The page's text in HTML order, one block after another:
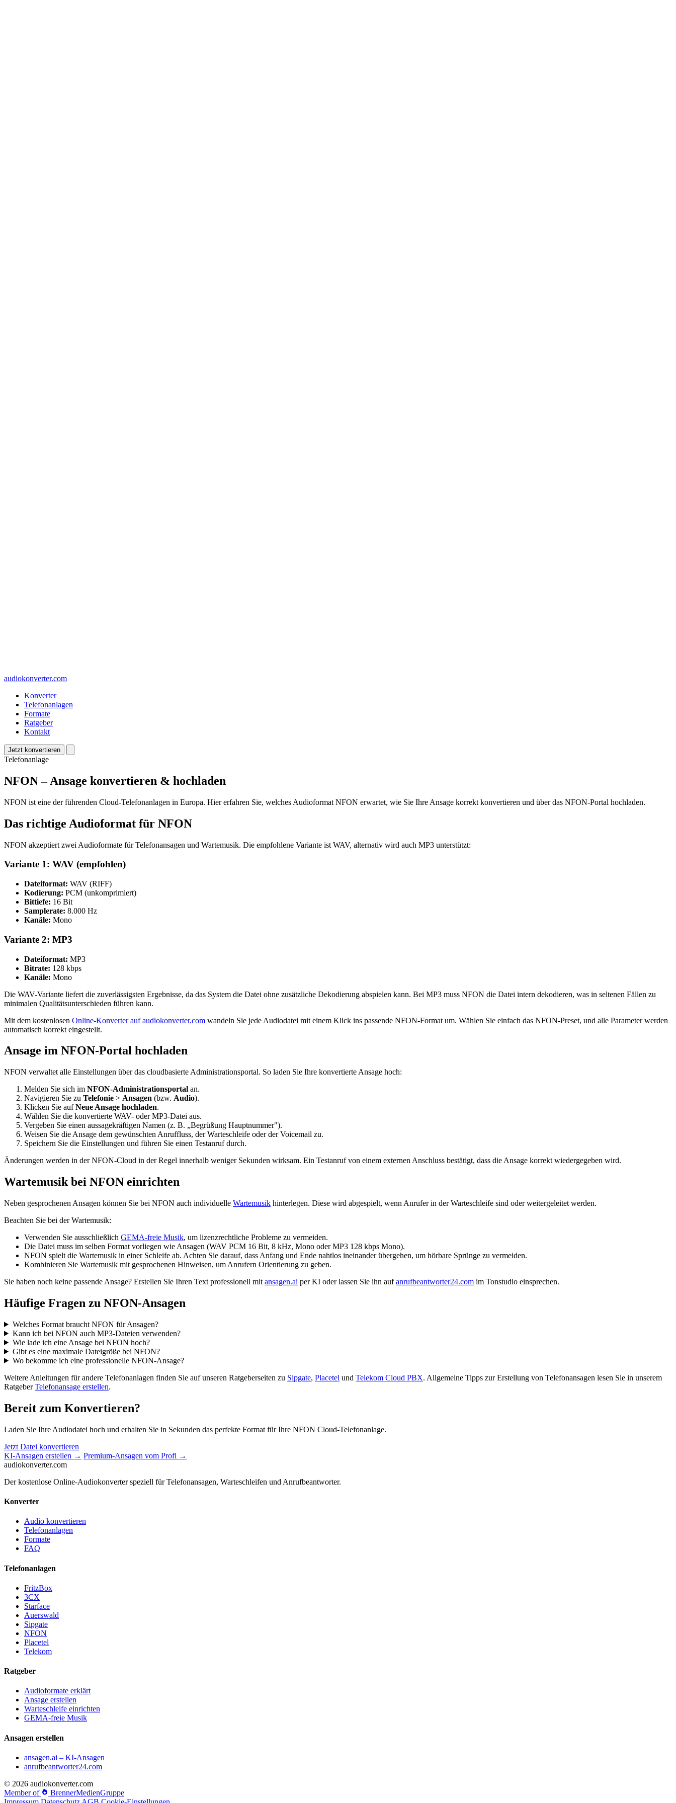
audiokonverter.com
Konverter
Telefonanlagen
Formate
Ratgeber
Kontakt
Jetzt konvertieren
Telefonanlage
NFON – Ansage konvertieren & hochladen
NFON ist eine der führenden Cloud-Telefonanlagen in Europa. Hier erfahren Sie, welches Audioformat NFON erwartet, wie Sie Ihre Ansage korrekt konvertieren und über das NFON-Portal hochladen.
Das richtige Audioformat für NFON
NFON akzeptiert zwei Audioformate für Telefonansagen und Wartemusik. Die empfohlene Variante ist WAV, alternativ wird auch MP3 unterstützt:
Variante 1: WAV (empfohlen)
Dateiformat: WAV (RIFF)
Kodierung: PCM (unkomprimiert)
Bittiefe: 16 Bit
Samplerate: 8.000 Hz
Kanäle: Mono
Variante 2: MP3
Dateiformat: MP3
Bitrate: 128 kbps
Kanäle: Mono
Die WAV-Variante liefert die zuverlässigsten Ergebnisse, da das System die Datei ohne zusätzliche Dekodierung abspielen kann. Bei MP3 muss NFON die Datei intern dekodieren, was in seltenen Fällen zu
minimalen Qualitätsunterschieden führen kann.
Mit dem kostenlosen Online-Konverter auf audiokonverter.com wandeln Sie jede Audiodatei mit einem Klick ins passende NFON-Format um. Wählen Sie einfach das NFON-Preset, und alle Parameter werden
automatisch korrekt eingestellt.
Ansage im NFON-Portal hochladen
NFON verwaltet alle Einstellungen über das cloudbasierte Administrationsportal. So laden Sie Ihre konvertierte Ansage hoch:
Melden Sie sich im NFON-Administrationsportal an.
Navigieren Sie zu Telefonie > Ansagen (bzw. Audio).
Klicken Sie aufNeue Ansage hochladen.
Wählen Sie die konvertierte WAV- oder MP3-Datei aus.
Vergeben Sie einen aussagekräftigen Namen (z. B. „Begrüßung Hauptnummer").
Weisen Sie die Ansage dem gewünschten Anruffluss, der Warteschleife oder der Voicemail zu.
Speichern Sie die Einstellungen und führen Sie einen Testanruf durch.
Änderungen werden in der NFON-Cloud in der Regel innerhalb weniger Sekunden wirksam. Ein Testanruf von einem externen Anschluss bestätigt, dass die Ansage korrekt wiedergegeben wird.
Wartemusik bei NFON einrichten
Neben gesprochenen Ansagen können Sie bei NFON auch individuelle Wartemusik hinterlegen. Diese wird abgespielt, wenn Anrufer in der Warteschleife sind oder weitergeleitet werden.
Beachten Sie bei der Wartemusik:
Verwenden Sie ausschließlich GEMA-freie Musik, um lizenzrechtliche Probleme zu vermeiden.
Die Datei muss im selben Format vorliegen wie Ansagen (WAV PCM 16 Bit, 8 kHz, Mono oder MP3 128 kbps Mono).
NFON spielt die Wartemusik in einer Schleife ab. Achten Sie darauf, dass Anfang und Ende nahtlos ineinander übergehen, um hörbare Sprünge zu vermeiden.
Kombinieren Sie Wartemusik mit gesprochenen Hinweisen, um Anrufern Orientierung zu geben.
Sie haben noch keine passende Ansage? Erstellen Sie Ihren Text professionell mit ansagen.ai per KI oder lassen Sie ihn aufanrufbeantworter24.com im Tonstudio einsprechen.
Häufige Fragen zu NFON-Ansagen
Welches Format braucht NFON für Ansagen?
Kann ich bei NFON auch MP3-Dateien verwenden?
Wie lade ich eine Ansage bei NFON hoch?
Gibt es eine maximale Dateigröße bei NFON?
Wo bekomme ich eine professionelle NFON-Ansage?
Weitere Anleitungen für andere Telefonanlagen finden Sie auf unseren Ratgeberseiten zu Sipgate, Placetel und Telekom Cloud PBX. Allgemeine Tipps zur Erstellung von Telefonansagen lesen Sie in unserem
RatgeberTelefonansage erstellen.
Bereit zum Konvertieren?
Laden Sie Ihre Audiodatei hoch und erhalten Sie in Sekunden das perfekte Format für Ihre NFON Cloud-Telefonanlage.
Jetzt Datei konvertieren
KI-Ansagen erstellen → Premium-Ansagen vom Profi →
audiokonverter.com
Der kostenlose Online-Audiokonverter speziell für Telefonansagen, Warteschleifen und Anrufbeantworter.
Konverter
Audio konvertieren
Telefonanlagen
Formate
FAQ
Telefonanlagen
FritzBox
3CX
Starface
Auerswald
Sipgate
NFON
Placetel
Telekom
Ratgeber
Audioformate erklärt
Ansage erstellen
Warteschleife einrichten
GEMA-freie Musik
Ansagen erstellen
ansagen.ai – KI-Ansagen
anrufbeantworter24.com
© 2026 audiokonverter.com
Member of
BrennerMedienGruppe